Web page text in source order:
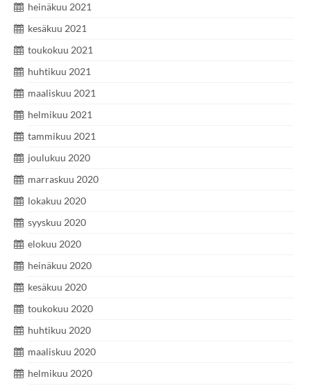
heinäkuu 2021
kesäkuu 2021
toukokuu 2021
huhtikuu 2021
maaliskuu 2021
helmikuu 2021
tammikuu 2021
joulukuu 2020
marraskuu 2020
lokakuu 2020
syyskuu 2020
elokuu 2020
heinäkuu 2020
kesäkuu 2020
toukokuu 2020
huhtikuu 2020
maaliskuu 2020
helmikuu 2020